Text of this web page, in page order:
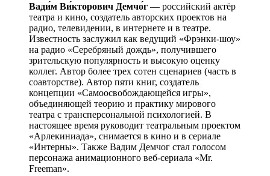
Вади́м Ви́кторович Демчо́г — российский актёр
театра и кино, создатель авторских проектов на
радио, телевидении, в интернете и в театре.
Известность заслужил как ведущий «Фрэнки-шоу»
на радио «Серебряный дождь», получившего
зрительскую популярность и высокую оценку
коллег. Автор более трех сотен сценариев (часть в
соавторстве). Автор пяти книг, создатель
концепции «Самоосвобождающейся игры»,
объединяющей теорию и практику мирового
театра с трансперсональной психологией. В
настоящее время руководит театральным проектом
«Арлекиниада», снимается в кино и в сериале
«Интерны». Также Вадим Демчог стал голосом
персонажа анимационного веб-сериала «Mr.
Freeman».